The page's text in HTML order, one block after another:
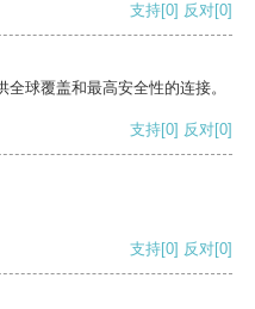
支持[0] 反对[0]
球覆盖和最高安全性的连接。
支持[0] 反对[0]
支持[0] 反对[0]